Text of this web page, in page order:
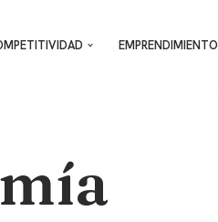
EMPRENDIMIENTO